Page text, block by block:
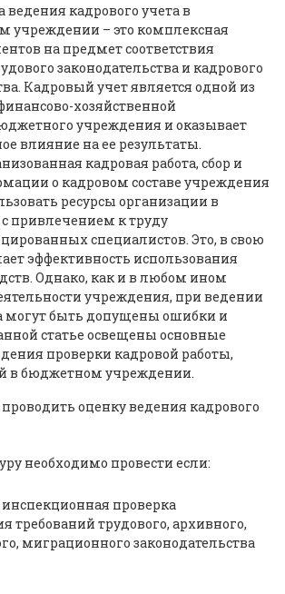
ведения кадрового учета в
учреждении – это комплексная
на предмет соответствия
законодательства и кадрового
Кадровый учет является одной из
хозяйственной
учреждения и оказывает
влияние на ее результаты.
кадровая работа, сбор и
о кадровом составе учреждения
ресурсы организации в
привлечением к труду
специалистов. Это, в свою
эффективность использования
Однако, как и в любом ином
учреждения, при ведении
могут быть допущены ошибки и
статье освещены основные
проверки кадровой работы,
в бюджетном учреждении.
оценку ведения кадрового
необходимо провести если:
инспекционная проверка
требований трудового, архивного,
миграционного законодательства